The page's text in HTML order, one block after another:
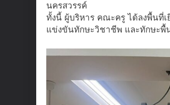
นครสวรรค์
ทั้งนี้ ผู้บริหาร คณะครู ได้ลงพื้นที่
แข่งขันทักษะวิชาชีพ และทักษะพื้